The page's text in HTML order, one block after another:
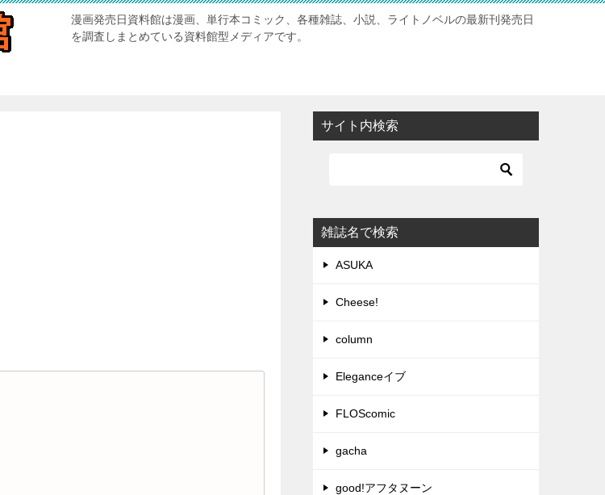
漫画発売日資料館は漫画、単行本コミック、各種雑誌、小説、ライトノベルの最新刊発売日
を調査しまとめている資料館型メディアです。
サイト内検索
雑誌名で検索
ASUKA
Cheese!
column
Eleganceイブ
FLOScomic
gacha
good!アフタヌーン